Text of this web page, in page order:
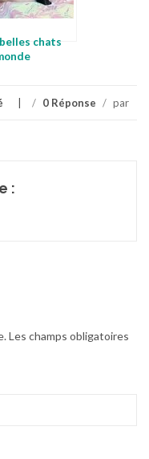
chats
/ 0 Réponse / par
:
Les champs obligatoires